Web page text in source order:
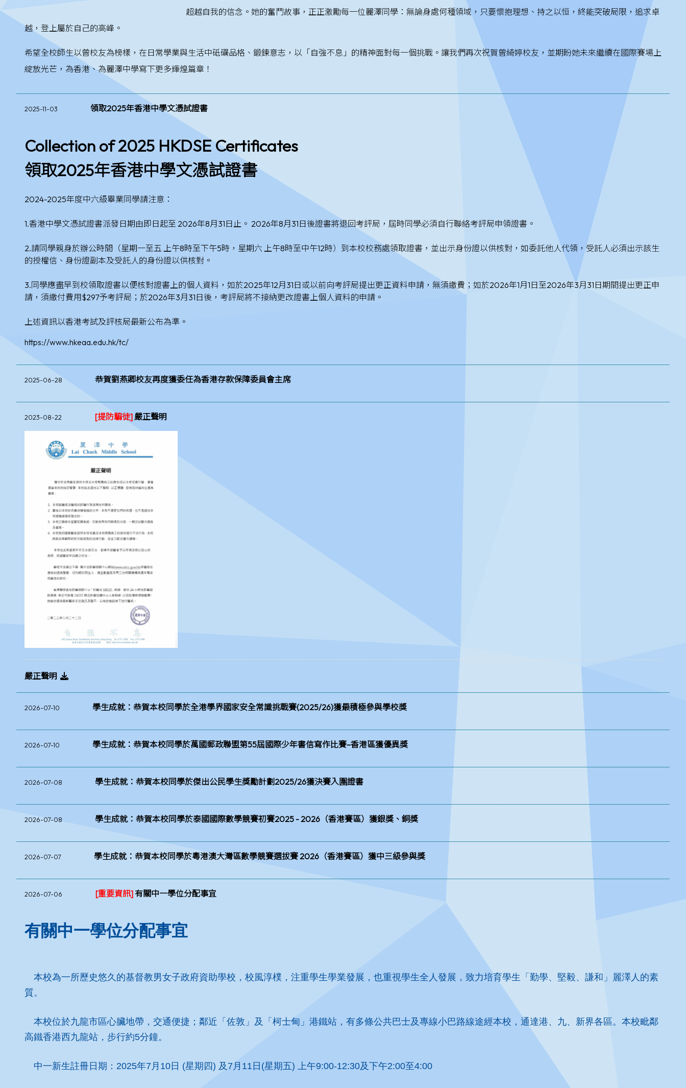
超越自我的信念。她的奮鬥故事，正正激勵每一位麗澤同學：無論身處何種領域，只要懷抱理想、持之以恒，終能突破局限，追求卓
越，登上屬於自己的高峰。
希望全校師生以曾校友為榜樣，在日常學業與生活中砥礪品格、鍛鍊意志，以「自強不息」的精神面對每一個挑戰。讓我們再次祝賀曾綺婷校友，並期盼她未來繼續在國際賽場上
綻放光芒，為香港、為麗澤中學寫下更多輝煌篇章！
2025-11-03 領取2025年香港中學文憑試證書
Collection of 2025 HKDSE Certificates
領取2025年香港中學文憑試證書
2024-2025年度中六級畢業同學請注意：
1.香港中學文憑試證書派發日期由即日起至 2026年8月31日止。 2026年8月31日後證書將退回考評局，屆時同學必須自行聯絡考評局申領證書。
2.請同學親身於辦公時間（星期一至五 上午8時至下午5時，星期六 上午8時至中午12時）到本校校務處領取證書，並出示身份證以供核對，如委託他人代領，受託人必須出示該生
的授權信、身份證副本及受託人的身份證以供核對。
3.同學應盡早到校領取證書以便核對證書上的個人資料，如於2025年12月31日或以前向考評局提出更正資料申請，無須繳費；如於2026年1月1日至2026年3月31日期間提出更正申
請，須繳付費用$297予考評局；於2026年3月31日後，考評局將不接納更改證書上個人資料的申請。
上述資訊以香港考試及評核局最新公布為準。
https://www.hkeaa.edu.hk/tc/
2025-06-28 恭賀劉燕卿校友再度獲委任為香港存款保障委員會主席
2023-08-22 [提防騙徒]嚴正聲明
嚴正聲明
2026-07-10 學生成就：恭賀本校同學於全港學界國家安全常識挑戰賽(2025/26)獲最積極參與學校獎
2026-07-10 學生成就：恭賀本校同學於萬國郵政聯盟第55屆國際少年書信寫作比賽–香港區獲優異獎
2026-07-08 學生成就：恭賀本校同學於傑出公民學生獎勵計劃2025/26獲決賽入圍證書
2026-07-08 學生成就：恭賀本校同學於泰國國際數學競賽初賽2025 - 2026（香港賽區）獲銀獎、銅獎
2026-07-07 學生成就：恭賀本校同學於粵港澳大灣區數學競賽選拔賽 2026（香港賽區）​獲中三級參與獎
2026-07-06 [重要資訊]有關中一學位分配事宜
有關中一學位分配事宜
本校為一所歷史悠久的基督教男女子政府資助學校，校風淳樸，注重學生學業發展，也重視學生全人發展，致力培育學生「勤學、堅毅、謙和」麗澤人的素
質。
本校位於九龍市區心臟地帶，交通便捷；鄰近「佐敦」及「柯士甸」港鐵站，有多條公共巴士及專線小巴路線途經本校，通達港、九、新界各區。本校毗鄰
高鐵香港西九龍站，步行約5分鐘。
中一新生註冊日期：2025年7月10日 (星期四) 及7月11日(星期五) 上午9:00-12:30及下午2:00至4:00